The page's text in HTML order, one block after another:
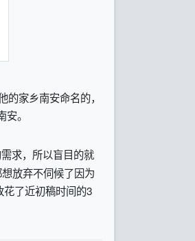
家乡南安命名的，
。
求，所以盲目的就
放弃不伺候了因为
了近初稿时间的3